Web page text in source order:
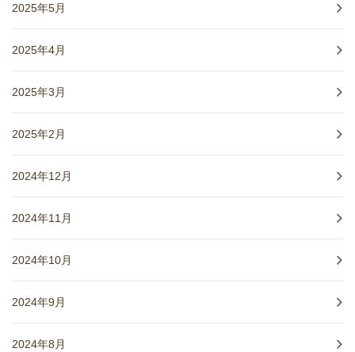
2025年5月
2025年4月
2025年3月
2025年2月
2024年12月
2024年11月
2024年10月
2024年9月
2024年8月